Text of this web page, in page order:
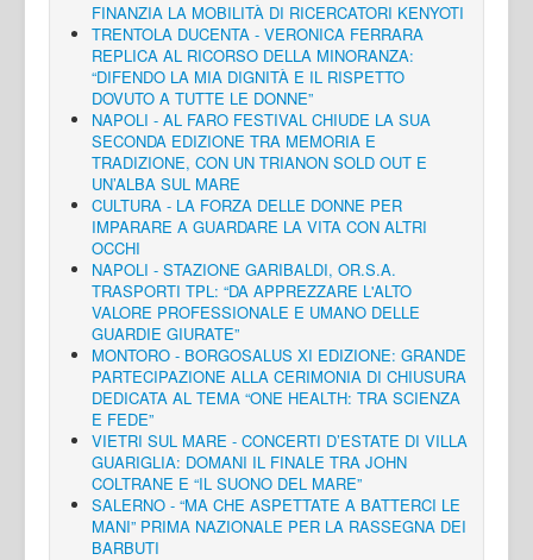
FINANZIA LA MOBILITÀ DI RICERCATORI KENYOTI
TRENTOLA DUCENTA - VERONICA FERRARA
REPLICA AL RICORSO DELLA MINORANZA:
“DIFENDO LA MIA DIGNITÀ E IL RISPETTO
DOVUTO A TUTTE LE DONNE”
NAPOLI - AL FARO FESTIVAL CHIUDE LA SUA
SECONDA EDIZIONE TRA MEMORIA E
TRADIZIONE, CON UN TRIANON SOLD OUT E
UN’ALBA SUL MARE
CULTURA - LA FORZA DELLE DONNE PER
IMPARARE A GUARDARE LA VITA CON ALTRI
OCCHI
NAPOLI - STAZIONE GARIBALDI, OR.S.A.
TRASPORTI TPL: “DA APPREZZARE L'ALTO
VALORE PROFESSIONALE E UMANO DELLE
GUARDIE GIURATE”
MONTORO - BORGOSALUS XI EDIZIONE: GRANDE
PARTECIPAZIONE ALLA CERIMONIA DI CHIUSURA
DEDICATA AL TEMA “ONE HEALTH: TRA SCIENZA
E FEDE”
VIETRI SUL MARE - CONCERTI D’ESTATE DI VILLA
GUARIGLIA: DOMANI IL FINALE TRA JOHN
COLTRANE E “IL SUONO DEL MARE”
SALERNO - “MA CHE ASPETTATE A BATTERCI LE
MANI” PRIMA NAZIONALE PER LA RASSEGNA DEI
BARBUTI